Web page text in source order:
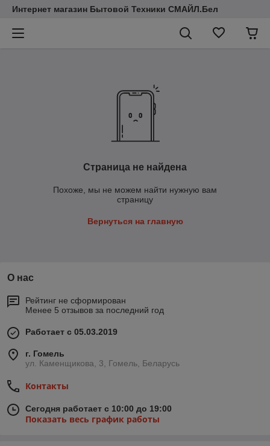
Интернет магазин Бытовой Техники СМАЙЛ.Бел
Страница не найдена
Похоже, мы не можем найти нужную вам
страницу
Вернуться на главную
О нас
Рейтинг не сформирован
Менее 5 отзывов за последний год
Работает с 05.03.2019
г. Гомель
ул. Каменщикова, 3, Гомель, Беларусь
Контакты
Сегодня работает с 10:00 до 19:00
Показать весь график работы